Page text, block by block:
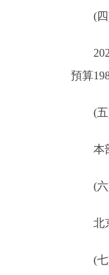
(四)
2022
預算
(五)
本部
(六)
北京
(七)